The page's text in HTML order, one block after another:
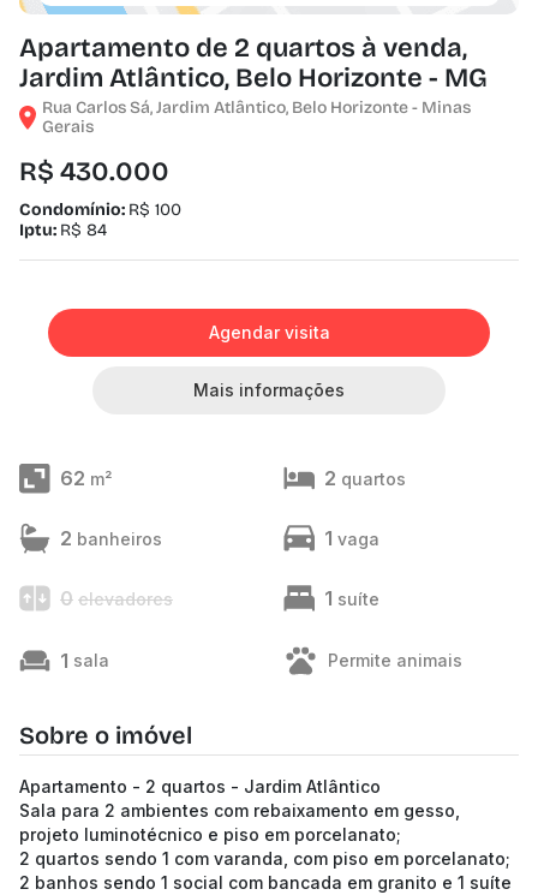
Apartamento de 2 quartos à venda,
Jardim Atlântico, Belo Horizonte - MG
Rua Carlos Sá, Jardim Atlântico, Belo Horizonte - Minas
Gerais
R$ 430.000
Condomínio: R$ 100
Iptu: R$ 84
Agendar visita
Mais informações
62 m² 2 quartos
2 banheiros 1 vaga
0 elevadores 1 suíte
1 sala Permite animais
Sobre o imóvel
Apartamento - 2 quartos - Jardim Atlântico
Sala para 2 ambientes com rebaixamento em gesso,
projeto luminotécnico e piso em porcelanato;
2 quartos sendo 1 com varanda, com piso em porcelanato;
2 banhos sendo 1 social com bancada em granito e 1 suíte